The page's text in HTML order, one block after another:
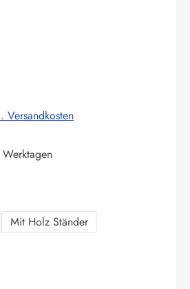
Versandkosten
Mit Holz Ständer
Gib den gewünschten